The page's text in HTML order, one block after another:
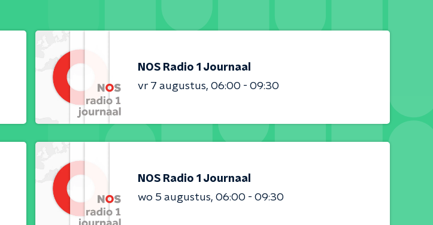
NOS Radio 1 Journaal
vr 7 augustus 06:00 - 09:30
NOS Radio 1 Journaal
wo 5 augustus 06:00 - 09:30